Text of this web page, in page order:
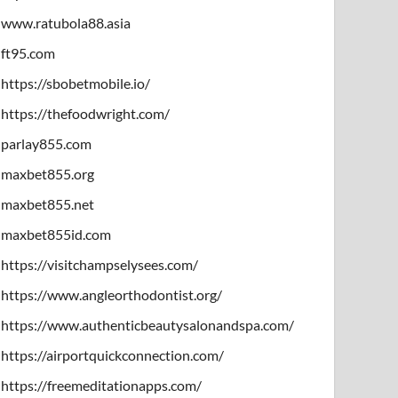
www.ratubola88.asia
ft95.com
https://sbobetmobile.io/
https://thefoodwright.com/
parlay855.com
maxbet855.org
maxbet855.net
maxbet855id.com
https://visitchampselysees.com/
https://www.angleorthodontist.org/
https://www.authenticbeautysalonandspa.com/
https://airportquickconnection.com/
https://freemeditationapps.com/